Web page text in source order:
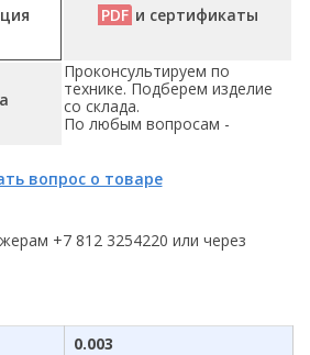
PDF и сертификаты
вопрос о товаре
Проконсультируем по
технике. Подберем изделие
со склада.
По любым вопросам -
+7 812 3254220 или через
0.003